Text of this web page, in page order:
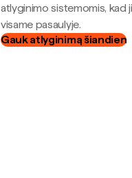
atlyginimo sistemomis, kad
visame pasaulyje.
Gauk atlyginimą šiandien